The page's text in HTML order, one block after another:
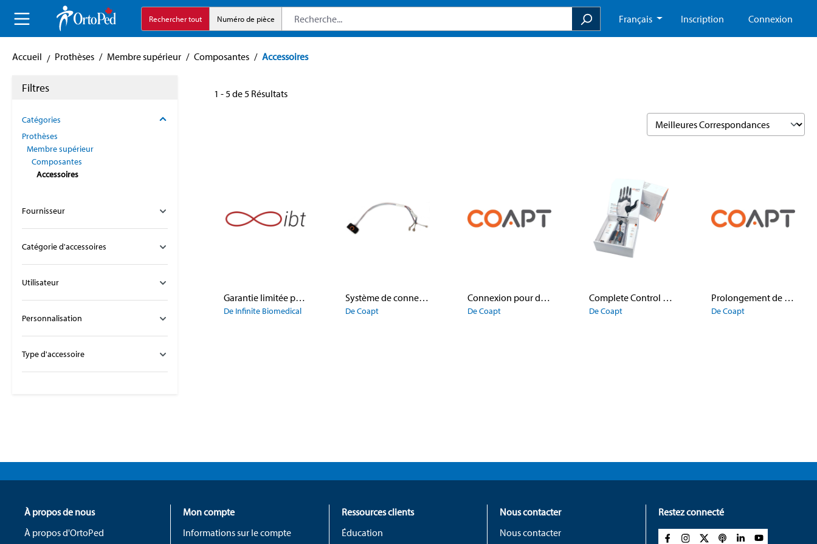
Aller à la navigation principaleRechercher tout Numéro de pièce Français Inscription Connexion
Accueil Prothèses / Membre supérieur / Composantes / Accessoires
Filtres
Catégories
Prothèses
Membre supérieur
Composantes
Accessoires
Fournisseur
Catégorie d'accessoires
Utilisateur
Personnalisation
Type d'accessoire
1 - 5 de 5 Résultats
Garantie limitée prolongée Glide
De Infinite Biomedical
Système de connexion d’interfaces
De Coapt
Connexion pour dispositif terminal
De Coapt
Complete Control GEN2 Sys Controller
De Coapt
Prolongement de garantie
De Coapt
À propos de nous
À propos d'OrtoPed
Mon compte
Informations sur le compte
Ressources clients
Éducation
Nous contacter
Nous contacter
Restez connecté